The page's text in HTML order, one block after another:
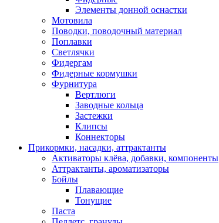
Элементы донной оснастки
Мотовила
Поводки, поводочный материал
Поплавки
Светлячки
Фидергам
Фидерные кормушки
Фурнитура
Вертлюги
Заводные кольца
Застежки
Клипсы
Коннекторы
Прикормки, насадки, аттрактанты
Активаторы клёва, добавки, компоненты
Аттрактанты, ароматизаторы
Бойлы
Плавающие
Тонущие
Паста